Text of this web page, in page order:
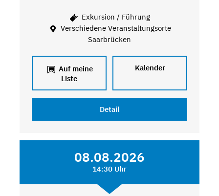
Exkursion / Führung
Verschiedene Veranstaltungsorte
Saarbrücken
Auf meine
Liste
Kalender
Detail
08.08.2026
14:30 Uhr